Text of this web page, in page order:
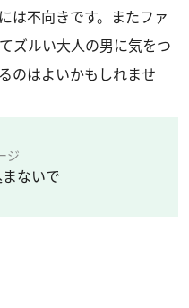
は不向きです。またファ
ズルい大人の男に気をつ
のはよいかもしれませ
ジ
ないで